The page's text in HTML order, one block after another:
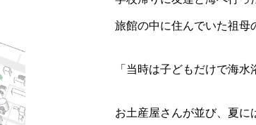
旅館の中に住んでいた祖母
「当時は子どもだけで海
お土産屋さんが並び、夏に